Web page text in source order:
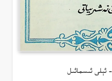
ئېلى ئىسمائىل